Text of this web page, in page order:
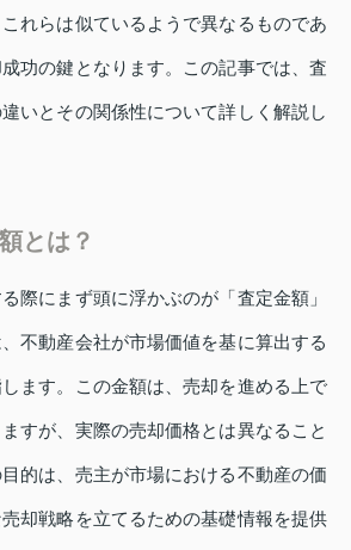
これらは似ているようで異なるものであ
功の鍵となります。この記事では、査
いとその関係性について詳しく解説し
とは？
際にまず頭に浮かぶのが「査定金額」
不動産会社が市場価値を基に算出する
ます。この金額は、売却を進める上で
すが、実際の売却価格とは異なること
的は、売主が市場における不動産の価
却戦略を立てるための基礎情報を提供